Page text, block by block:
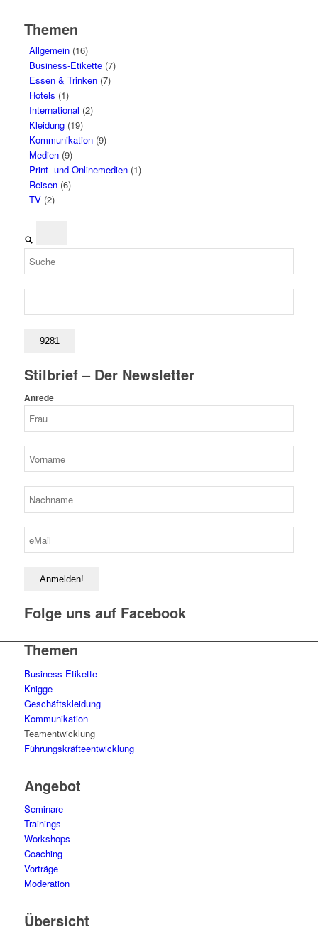
Themen
Allgemein(16)
Business-Etikette(7)
Essen & Trinken(7)
Hotels (1)
International (2)
Kleidung(19)
Kommunikation(9)
Medien(9)
Print- und Onlinemedien(1)
Reisen(6)
TV(2)
Stilbrief – Der Newsletter
Anrede
Folge uns auf Facebook
Themen
Business-Etikette
Knigge
Geschäftskleidung
Kommunikation
Teamentwicklung
Führungskräfteentwicklung
Angebot
Seminare
Trainings
Workshops
Coaching
Vorträge
Moderation
Übersicht